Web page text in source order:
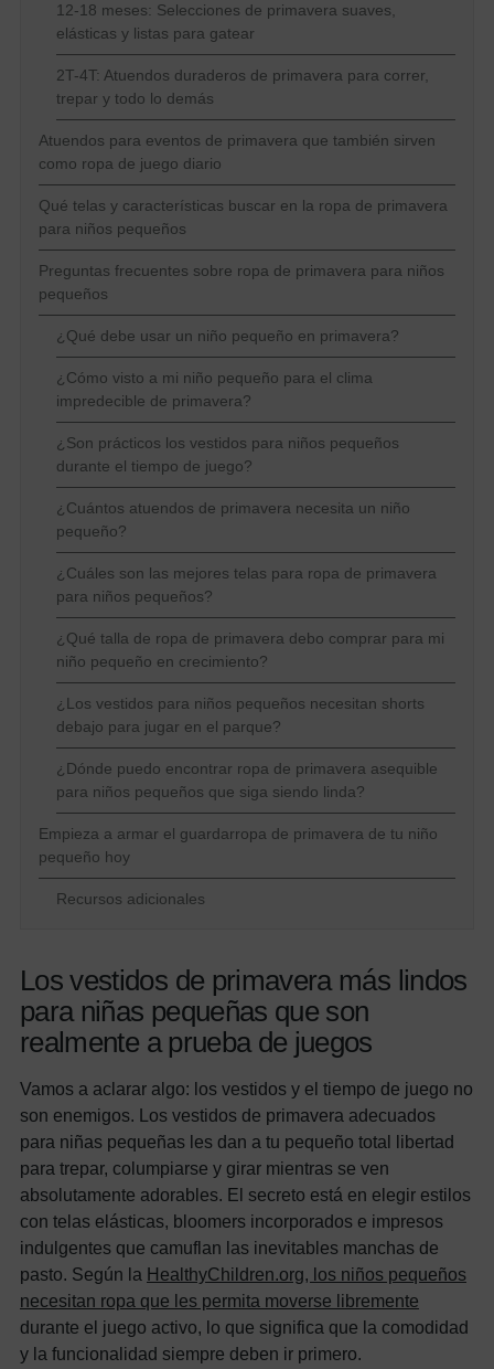
12-18 meses: Selecciones de primavera suaves,
elásticas y listas para gatear
2T-4T: Atuendos duraderos de primavera para correr,
trepar y todo lo demás
Atuendos para eventos de primavera que también sirven
como ropa de juego diario
Qué telas y características buscar en la ropa de primavera
para niños pequeños
Preguntas frecuentes sobre ropa de primavera para niños
pequeños
¿Qué debe usar un niño pequeño en primavera?
¿Cómo visto a mi niño pequeño para el clima
impredecible de primavera?
¿Son prácticos los vestidos para niños pequeños
durante el tiempo de juego?
¿Cuántos atuendos de primavera necesita un niño
pequeño?
¿Cuáles son las mejores telas para ropa de primavera
para niños pequeños?
¿Qué talla de ropa de primavera debo comprar para mi
niño pequeño en crecimiento?
¿Los vestidos para niños pequeños necesitan shorts
debajo para jugar en el parque?
¿Dónde puedo encontrar ropa de primavera asequible
para niños pequeños que siga siendo linda?
Empieza a armar el guardarropa de primavera de tu niño
pequeño hoy
Recursos adicionales
Los vestidos de primavera más lindos
para niñas pequeñas que son
realmente a prueba de juegos
Vamos a aclarar algo: los vestidos y el tiempo de juego no
son enemigos. Los vestidos de primavera adecuados
para niñas pequeñas les dan a tu pequeño total libertad
para trepar, columpiarse y girar mientras se ven
absolutamente adorables. El secreto está en elegir estilos
con telas elásticas, bloomers incorporados e impresos
indulgentes que camuflan las inevitables manchas de
pasto. Según la HealthyChildren.org, los niños pequeños
necesitan ropa que les permita moverse libremente
durante el juego activo, lo que significa que la comodidad
y la funcionalidad siempre deben ir primero.